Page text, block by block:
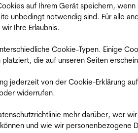
auf Ihrem Gerät speichern, wenn
unbedingt notwendig sind. Für alle
Ihre Erlaubnis.
Cookie-Typen. Einige
die auf unseren Seiten
jederzeit von der Cookie-Erklärung auf
widerrufen.
mehr darüber, wer
und wie wir personenbezogene